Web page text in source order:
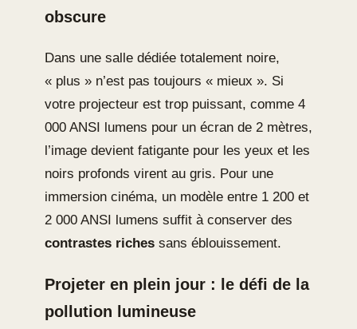
obscure
Dans une salle dédiée totalement noire,
« plus » n’est pas toujours « mieux ». Si
votre projecteur est trop puissant, comme 4
000 ANSI lumens pour un écran de 2 mètres,
l’image devient fatigante pour les yeux et les
noirs profonds virent au gris. Pour une
immersion cinéma, un modèle entre 1 200 et
2 000 ANSI lumens suffit à conserver des
contrastes riches sans éblouissement.
Projeter en plein jour : le défi de la
pollution lumineuse